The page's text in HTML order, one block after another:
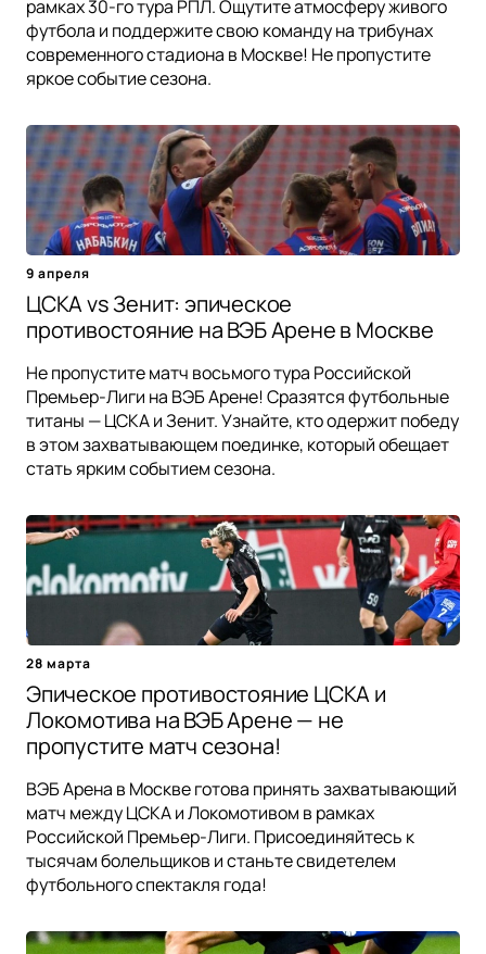
рамках 30-го тура РПЛ. Ощутите атмосферу живого
футбола и поддержите свою команду на трибунах
современного стадиона в Москве! Не пропустите
яркое событие сезона.
9 апреля
ЦСКА vs Зенит: эпическое
противостояние на ВЭБ Арене в Москве
Не пропустите матч восьмого тура Российской
Премьер-Лиги на ВЭБ Арене! Сразятся футбольные
титаны — ЦСКА и Зенит. Узнайте, кто одержит победу
в этом захватывающем поединке, который обещает
стать ярким событием сезона.
28 марта
Эпическое противостояние ЦСКА и
Локомотива на ВЭБ Арене — не
пропустите матч сезона!
ВЭБ Арена в Москве готова принять захватывающий
матч между ЦСКА и Локомотивом в рамках
Российской Премьер-Лиги. Присоединяйтесь к
тысячам болельщиков и станьте свидетелем
футбольного спектакля года!